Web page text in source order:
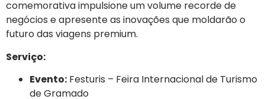
comemorativa impulsione um volume recorde de
negócios e apresente as inovações que moldarão o
futuro das viagens premium.
Serviço:
Evento: Festuris – Feira Internacional de Turismo
de Gramado